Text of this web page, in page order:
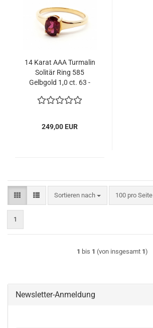
14 Karat AAA Turmalin
Solitär Ring 585
Gelbgold 1,0 ct. 63 -
249,00 EUR
Sortieren nach
Sortieren nach 100 pro Seite
pro Seite
1
1 bis 1 (von insgesamt 1)
Newsletter-Anmeldung